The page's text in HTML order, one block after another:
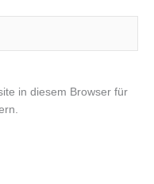
in diesem Browser für